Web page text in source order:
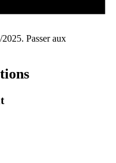
Passer aux